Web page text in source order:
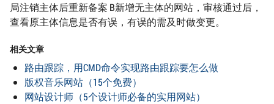
局注销主体后重新备案 B新增无主体的网站，审核通过后，
查看原主体信息是否有误，有误的需及时做变更。
相关文章
路由跟踪，用CMD命令实现路由跟踪要怎么做
版权音乐网站（15个免费）
网站设计师（5个设计师必备的实用网站）